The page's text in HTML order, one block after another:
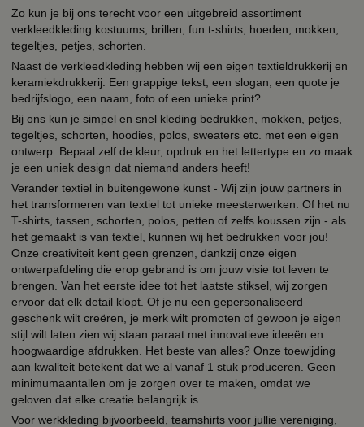
Zo kun je bij ons terecht voor een uitgebreid assortiment
verkleedkleding kostuums, brillen, fun t-shirts, hoeden, mokken,
tegeltjes, petjes, schorten.
Naast de verkleedkleding hebben wij een eigen textieldrukkerij en
keramiekdrukkerij. Een grappige tekst, een slogan, een quote je
bedrijfslogo, een naam, foto of een unieke print?
Bij ons kun je simpel en snel kleding bedrukken, mokken, petjes,
tegeltjes, schorten, hoodies, polos, sweaters etc. met een eigen
ontwerp. Bepaal zelf de kleur, opdruk en het lettertype en zo maak
je een uniek design dat niemand anders heeft!
Verander textiel in buitengewone kunst - Wij zijn jouw partners in
het transformeren van textiel tot unieke meesterwerken. Of het nu
T-shirts, tassen, schorten, polos, petten of zelfs koussen zijn - als
het gemaakt is van textiel, kunnen wij het bedrukken voor jou!
Onze creativiteit kent geen grenzen, dankzij onze eigen
ontwerpafdeling die erop gebrand is om jouw visie tot leven te
brengen. Van het eerste idee tot het laatste stiksel, wij zorgen
ervoor dat elk detail klopt. Of je nu een gepersonaliseerd
geschenk wilt creëren, je merk wilt promoten of gewoon je eigen
stijl wilt laten zien wij staan paraat met innovatieve ideeën en
hoogwaardige afdrukken. Het beste van alles? Onze toewijding
aan kwaliteit betekent dat we al vanaf 1 stuk produceren. Geen
minimumaantallen om je zorgen over te maken, omdat we
geloven dat elke creatie belangrijk is.
Voor werkkleding bijvoorbeeld, teamshirts voor jullie vereniging,